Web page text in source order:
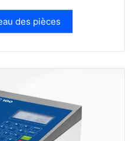
des pièces